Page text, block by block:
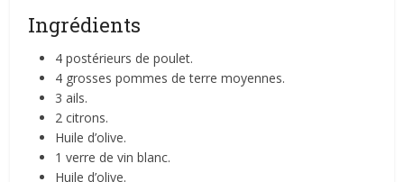
Ingrédients
4 postérieurs de poulet.
4 grosses pommes de terre moyennes.
3 ails.
2 citrons.
Huile d’olive.
1 verre de vin blanc.
Huile d’olive.